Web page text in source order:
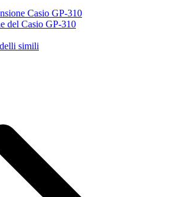
Casio GP-310
del Casio GP-310
simili